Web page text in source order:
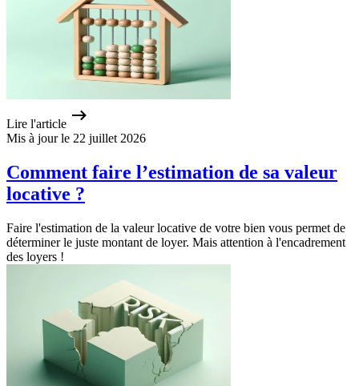
Lire l'article
Mis à jour le 22 juillet 2026
Comment faire l’estimation de sa valeur
locative ?
Faire l'estimation de la valeur locative de votre bien vous permet de
déterminer le juste montant de loyer. Mais attention à l'encadrement
des loyers !